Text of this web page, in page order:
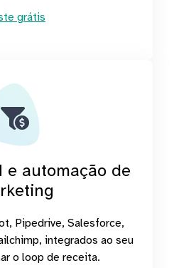
grátis
e automação de
Pipedrive, Salesforce,
integrados ao seu
o loop de receita.